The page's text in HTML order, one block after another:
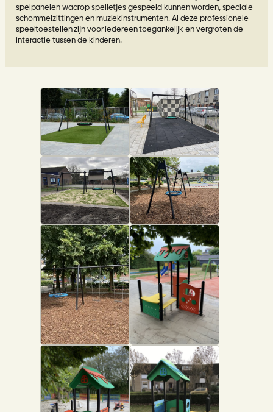
spelpanelen waarop spelletjes gespeeld kunnen worden, speciale
schommelzittingen en muziekinstrumenten. Al deze professionele
speeltoestellen zijn voor iedereen toegankelijk en vergroten de
interactie tussen de kinderen.